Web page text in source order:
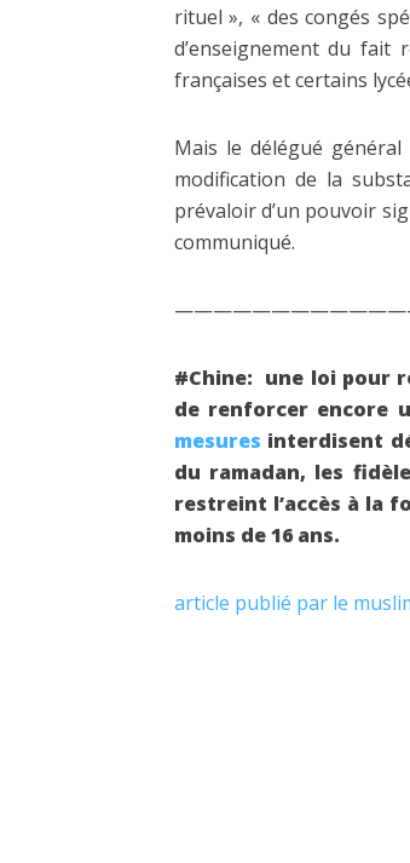
rituel », « des congés
d’enseignement du fait
françaises et certains
Mais le délégué
modification de la
prévaloir d’un pouvoir
communiqué.
#Chine: une loi pour
de renforcer encore
mesures interdisent
du ramadan, les
restreint l’accès à la
moins de 16 ans.
article publié par le